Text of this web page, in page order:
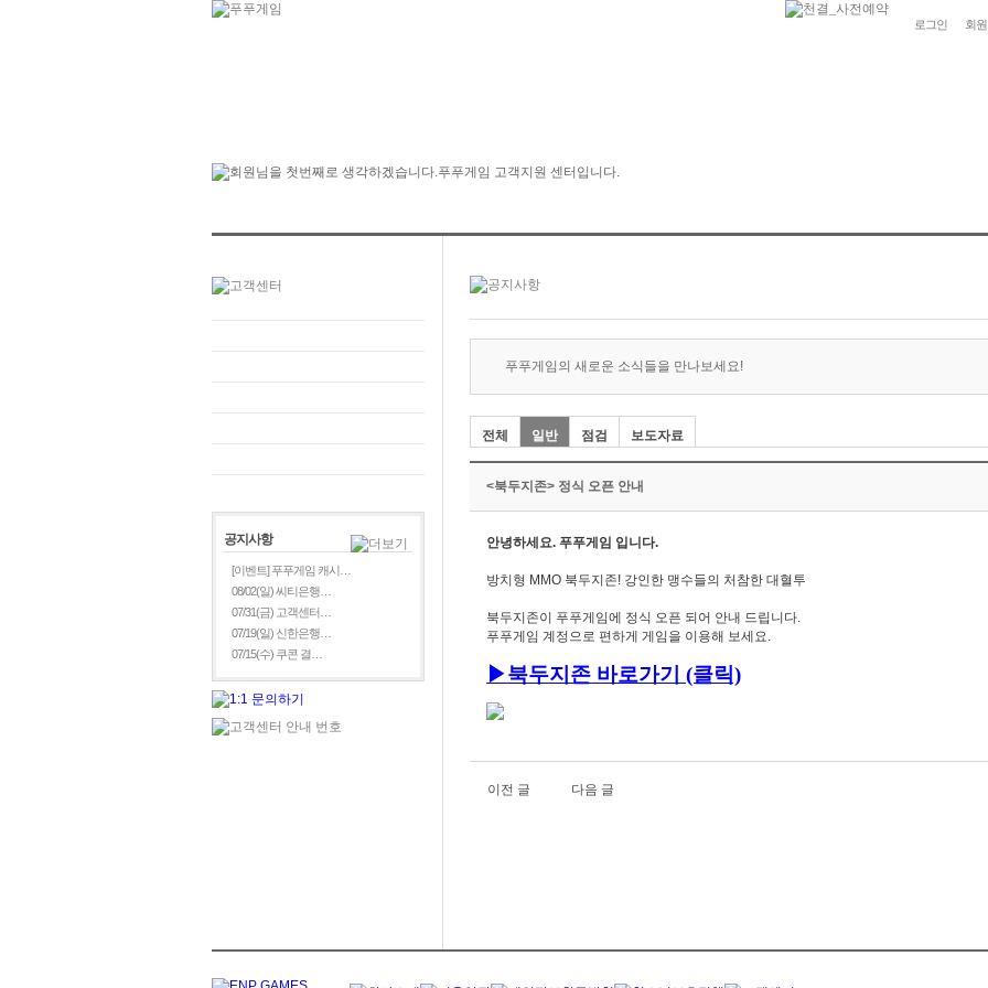
로그인 회
공지사항
[이벤트] 푸푸게임 캐시…
08/02(일) 씨티은행…
07/31(금) 고객센터…
07/19(일) 신한은행…
07/15(수) 쿠콘 결…
푸푸게임의 새로운 소식들을 만나보세요!
전체 일반 점검 보도자료
<북두지존> 정식 오픈 안내
안녕하세요. 푸푸게임 입니다.
방치형 MMO 북두지존! 강인한 맹수들의 처참한 대혈투
북두지존이 푸푸게임에 정식 오픈 되어 안내 드립니다.
푸푸게임 계정으로 편하게 게임을 이용해 보세요.
▶북두지존 바로가기 (클릭)
이전 글 다음 글